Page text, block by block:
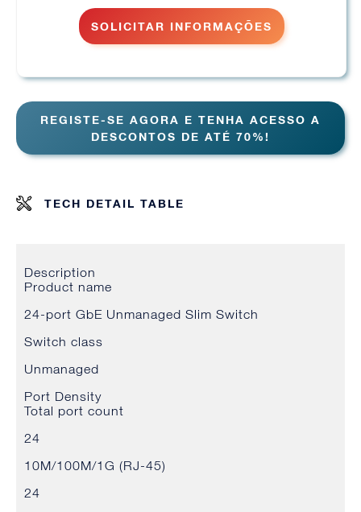
SOLICITAR INFORMAÇÕES
REGISTE-SE AGORA E TENHA ACESSO A
DESCONTOS DE ATÉ 70%!
TECH DETAIL TABLE
Description
Product name
24-port GbE Unmanaged Slim Switch
Switch class
Unmanaged
Port Density
Total port count
24
10M/100M/1G (RJ-45)
24